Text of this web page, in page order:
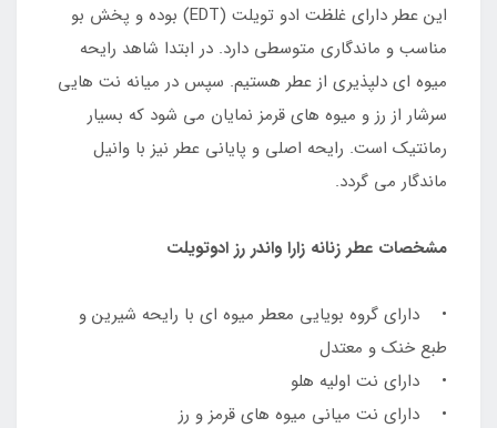
این عطر دارای غلظت ادو تویلت (EDT) بوده و پخش بو
مناسب و ماندگاری متوسطی دارد. در ابتدا شاهد رایحه
میوه ای دلپذیری از عطر هستیم. سپس در میانه نت هایی
سرشار از رز و میوه های قرمز نمایان می شود که بسیار
رمانتیک است. رایحه اصلی و پایانی عطر نیز با وانیل
ماندگار می گردد.
مشخصات عطر زنانه زارا واندر رز ادوتویلت
• دارای گروه بویایی معطر میوه ای با رایحه شیرین و
طبع خنک و معتدل
• دارای نت اولیه هلو
• دارای نت میانی میوه های قرمز و رز